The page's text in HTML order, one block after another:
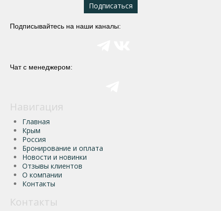
Подписывайтесь на наши каналы:
Чат с менеджером:
Навигация
Главная
Крым
Россия
Бронирование и оплата
Новости и новинки
Отзывы клиентов
О компании
Контакты
Контакты